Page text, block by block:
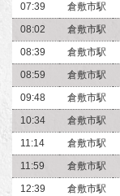
07:39
倉敷市駅
08:02
倉敷市駅
08:39
倉敷市駅
08:59
倉敷市駅
09:48
倉敷市駅
10:34
倉敷市駅
11:14
倉敷市駅
11:59
倉敷市駅
12:39
倉敷市駅